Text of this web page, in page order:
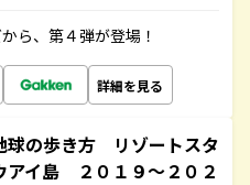
ら、第４弾が登場！
詳細を見る
の歩き方 リゾートスタ
イ島 ２０１９～２０２